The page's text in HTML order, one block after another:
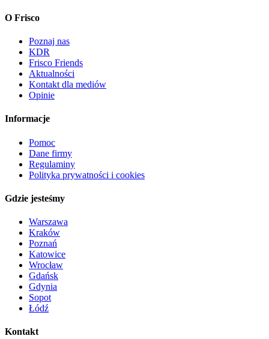
O Frisco
Poznaj nas
KDR
Frisco Friends
Aktualności
Kontakt dla mediów
Opinie
Informacje
Pomoc
Dane firmy
Regulaminy
Polityka prywatności i cookies
Gdzie jesteśmy
Warszawa
Kraków
Poznań
Katowice
Wrocław
Gdańsk
Gdynia
Sopot
Łódź
Kontakt